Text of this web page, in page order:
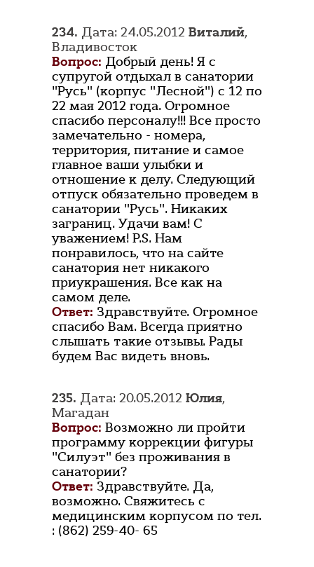
234. Дата: 24.05.2012 Виталий,
Владивосток
Вопрос: Добрый день! Я с
супругой отдыхал в санатории
"Русь" (корпус "Лесной") с 12 по
22 мая 2012 года. Огромное
спасибо персоналу!!! Все просто
замечательно - номера,
территория, питание и самое
главное ваши улыбки и
отношение к делу. Следующий
отпуск обязательно проведем в
санатории "Русь". Никаких
заграниц. Удачи вам! С
уважением! P.S. Нам
понравилось, что на сайте
санатория нет никакого
приукрашения. Все как на
самом деле.
Ответ: Здравствуйте. Огромное
спасибо Вам. Всегда приятно
слышать такие отзывы. Рады
будем Вас видеть вновь.
235. Дата: 20.05.2012 Юлия,
Магадан
Вопрос: Возможно ли пройти
программу коррекции фигуры
"Силуэт" без проживания в
санатории?
Ответ: Здравствуйте. Да,
возможно. Свяжитесь с
медицинским корпусом по тел.
: (862) 259-40- 65